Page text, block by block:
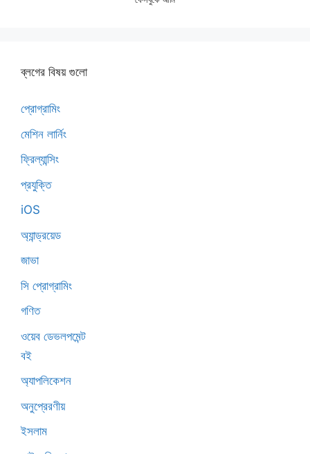
ব্লগের বিষয় গুলো
প্রোগ্রামিং
মেশিন লার্নিং
ফ্রিল্যান্সিং
প্রযুক্তি
iOS
অ্যান্ড্রয়েড
জাভা
সি প্রোগ্রামিং
গণিত
ওয়েব ডেভলপমেন্ট
বই
অ্যাপলিকেশন
অনুপ্রেরণীয়
ইসলাম